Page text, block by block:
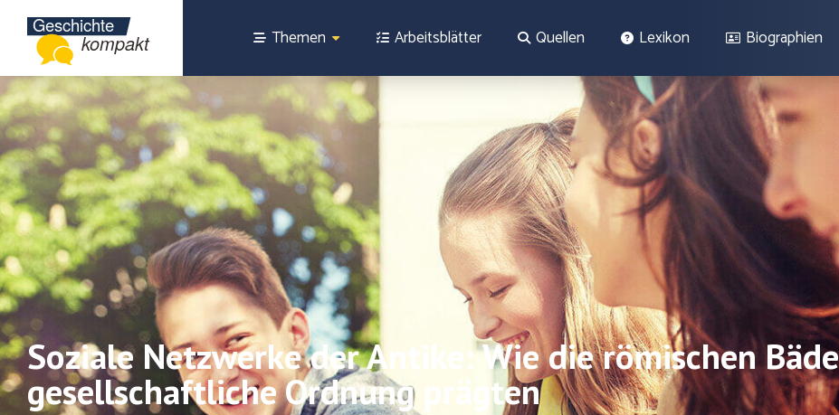
Themen Arbeitsblätter Quellen Lexikon Biographien
Soziale Netzwerke der Antike: Wie die römischen
gesellschaftliche Ordnung prägten